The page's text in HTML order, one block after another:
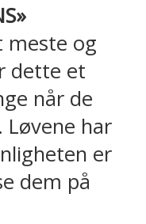
meste og
dette et
når de
Løvene har
er
dem på